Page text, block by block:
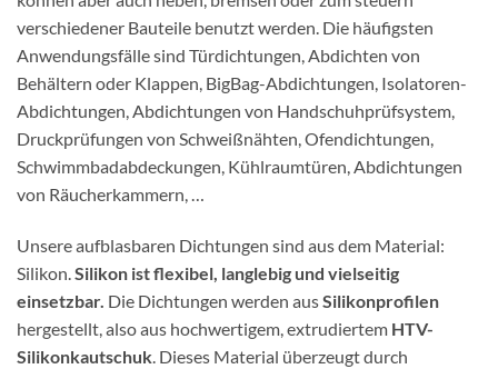
verschiedener Bauteile benutzt werden. Die häufigsten
Anwendungsfälle sind Türdichtungen, Abdichten von
Behältern oder Klappen, BigBag-Abdichtungen, Isolatoren-
Abdichtungen, Abdichtungen von Handschuhprüfsystem,
Druckprüfungen von Schweißnähten, Ofendichtungen,
Schwimmbadabdeckungen, Kühlraumtüren, Abdichtungen
von Räucherkammern, …
Unsere aufblasbaren Dichtungen sind aus dem Material:
Silikon.Silikon ist flexibel, langlebig und vielseitig
einsetzbar. Die Dichtungen werden ausSilikonprofilen
hergestellt, also aus hochwertigem, extrudiertem HTV-
Silikonkautschuk. Dieses Material überzeugt durch